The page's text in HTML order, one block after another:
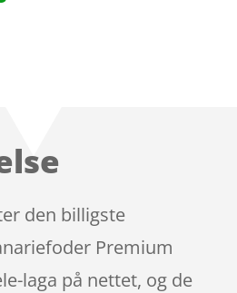
den billigste
Premium
laga på nettet, og de